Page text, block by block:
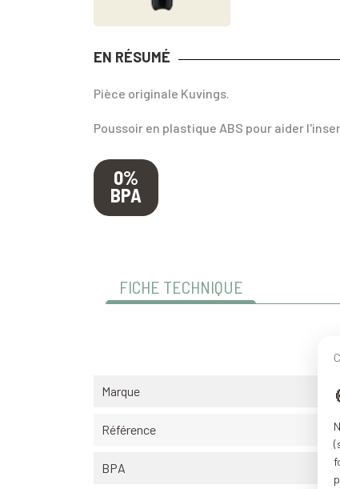
EN RÉSUMÉ
Pièce originale Kuvings.
Poussoir en plastique ABS pour aider
0%
BPA
FICHE TECHNIQUE
Marque
Référence
BPA